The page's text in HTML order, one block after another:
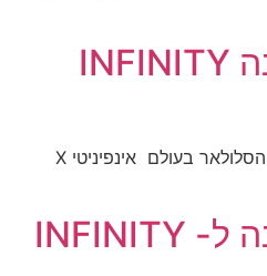
תיקון שקע טעינה INFINITY
תיקון שקע טעינה לכל מכשירי הסלולאר בעולם אינפיניטי X
תיקון שקע טעינה ל- INFINITY